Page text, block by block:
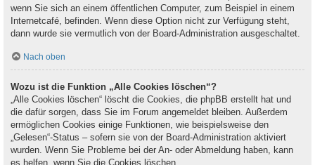
wenn Sie sich an einem öffentlichen Computer, zum Beispiel in einem
Internetcafé, befinden. Wenn diese Option nicht zur Verfügung steht,
dann wurde sie vermutlich von der Board-Administration ausgeschaltet.
Nach oben
Wozu ist die Funktion „Alle Cookies löschen“?
„Alle Cookies löschen“ löscht die Cookies, die phpBB erstellt hat und
die dafür sorgen, dass Sie im Forum angemeldet bleiben. Außerdem
ermöglichen Cookies einige Funktionen, wie beispielsweise den
„Gelesen“-Status – sofern sie von der Board-Administration aktiviert
wurden. Wenn Sie Probleme bei der An- oder Abmeldung haben, kann
es helfen, wenn Sie die Cookies löschen.